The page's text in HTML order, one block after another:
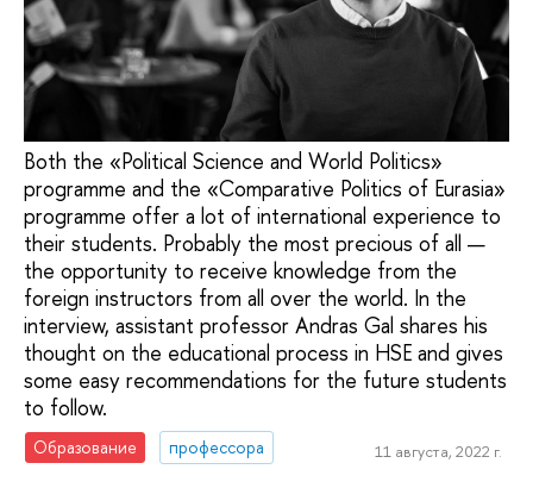
Both the «Political Science and World Politics»
programme and the «Comparative Politics of Eurasia»
programme offer a lot of international experience to
their students. Probably the most precious of all —
the opportunity to receive knowledge from the
foreign instructors from all over the world. In the
interview, assistant professor Andras Gal shares his
thought on the educational process in HSE and gives
some easy recommendations for the future students
to follow.
Образование профессора 11 августа, 2022 г.